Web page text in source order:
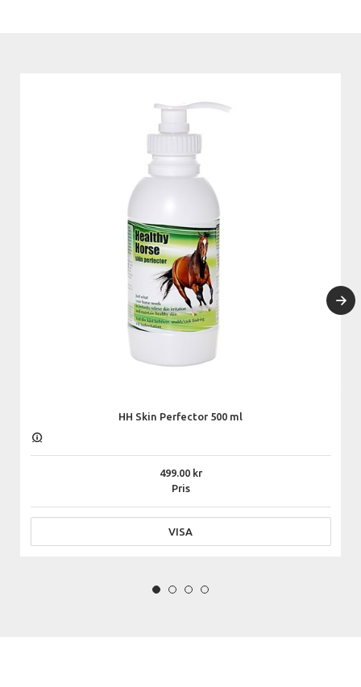
HH Skin Perfector 500 ml
Pris
499.00
VISA